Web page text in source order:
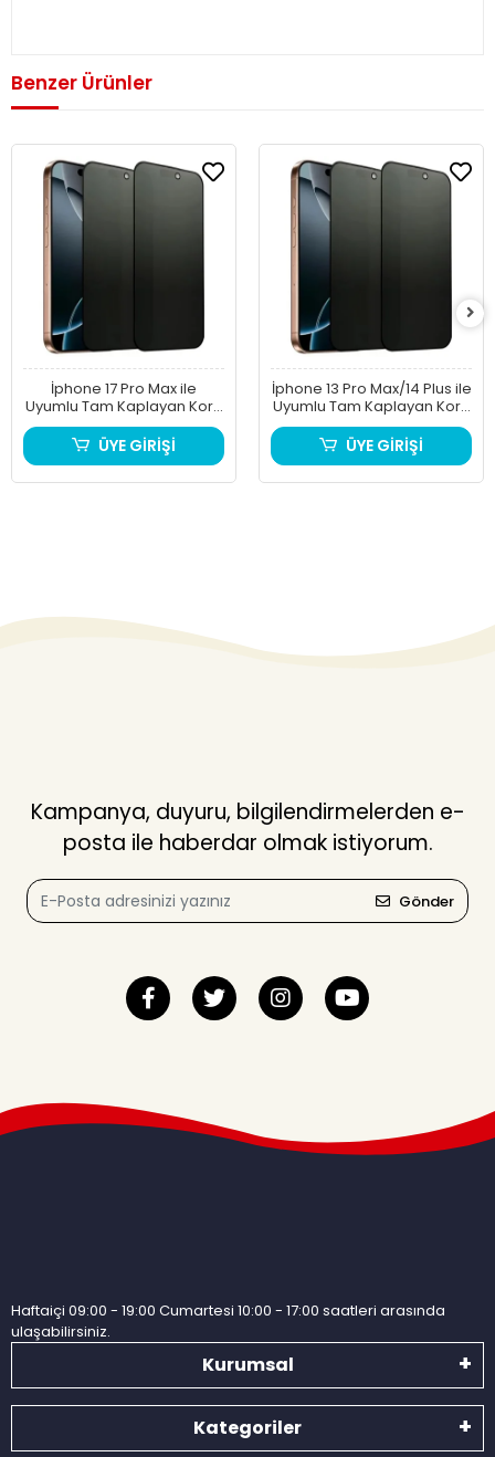
Benzer Ürünler
İphone 17 Pro Max ile
Uyumlu Tam Kaplayan Kore
Hayalet Cam HD NETLİK
ÜYE GİRİŞİ
İphone 13 Pro Max/14 Plus ile
Uyumlu Tam Kaplayan Kore
Hayalet Cam HD NETLİK
ÜYE GİRİŞİ
Kampanya, duyuru, bilgilendirmelerden e-
posta ile haberdar olmak istiyorum.
Gönder
Haftaiçi 09:00 - 19:00 Cumartesi 10:00 - 17:00 saatleri arasında
ulaşabilirsiniz.
Kurumsal
Kategoriler